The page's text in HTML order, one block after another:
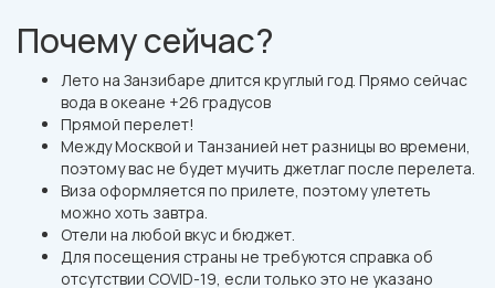
Почему сейчас?
Лето на Занзибаре длится круглый год. Прямо сейчас
вода в океане +26 градусов
Прямой перелет!
Между Москвой и Танзанией нет разницы во времени,
поэтому вас не будет мучить джетлаг после перелета.
Виза оформляется по прилете, поэтому улететь
можно хоть завтра.
Отели на любой вкус и бюджет.
Для посещения страны не требуются справка об
отсутствии COVID-19, если только это не указано